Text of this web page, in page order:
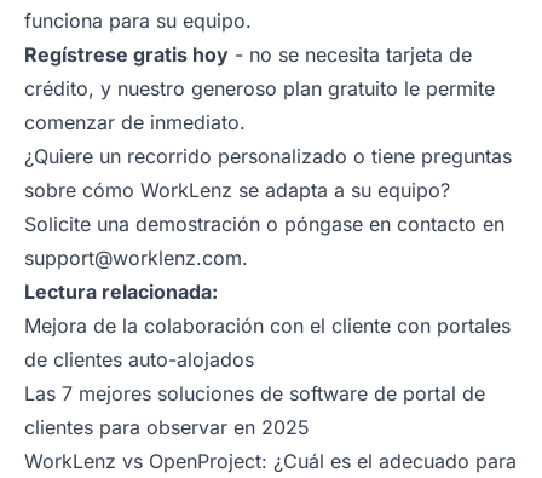
funciona para su equipo.
Regístrese gratis hoy - no se necesita tarjeta de
crédito, y nuestro generoso plan gratuito le permite
comenzar de inmediato.
¿Quiere un recorrido personalizado o tiene preguntas
sobre cómo WorkLenz se adapta a su equipo?
Solicite una demostración o póngase en contacto en
support@worklenz.com.
Lectura relacionada:
Mejora de la colaboración con el cliente con portales
de clientes auto-alojados
Las 7 mejores soluciones de software de portal de
clientes para observar en 2025
WorkLenz vs OpenProject: ¿Cuál es el adecuado para